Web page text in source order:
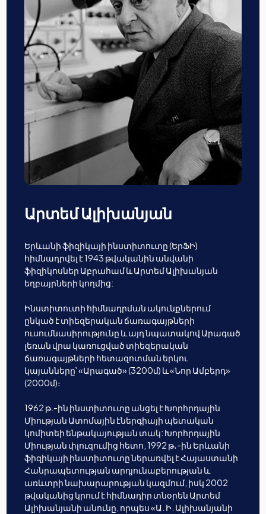
Արտեմ Ալիխանյան
Երևանի ֆիզիկայի ինստիտուտը (ԵրՖԻ)
հիմնադրվել է 1943 թվականին անվանի
ֆիզիկոսներ Աբրահամ և Արտեմ Ալիխանյան
եղբայրների կողմից:
Ինստիտուտի հիմնադրման ակունքներում
ընկած է տիեզերական ճառագայթների
ուսումնասիրությունը և այդ նպատակով Արագած
լեռան վրա կառուցված տիեզերական
ճառագայթների հետազոտման երկու
կայանները՝ «Արագած» (3200մ) և «Նոր Ամբերդ»
(2000մ)։
1962 թ.-ին ինստիտուտը անցել է Խորհրդային
Միության Ատոմային էներգիայի պետական
կոմիտեի ենթակայության տակ: Խորհրդային
Միության փլուզումից հետո, 1992 թ․-ին Երևանի
ֆիզիկայի ինստիտուտը ներառվել է Հայաստանի
Հանրապետության արդյունաբերության և
առևտրի նախարարության կազմում, իսկ 2002
թվականից կրում է հիմնադիր տնօրեն Արտեմ
Ալիխանյանի անունը, որպես «Ա. Ի. Ալիխանյանի